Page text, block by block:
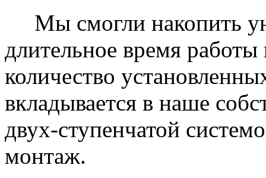
Мы смогли накопить
длительное время
количество
вкладывается в наше
двух-ступенчатой
монтаж.